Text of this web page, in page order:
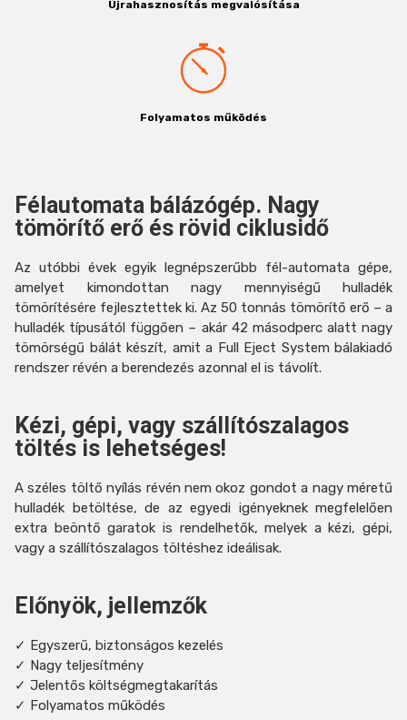
Félautomata bálázógép. Nagy
tömörítő erő és rövid ciklusidő
Az utóbbi évek egyik legnépszerűbb fél-automata gépe,
amelyet kimondottan nagy mennyiségű hulladék
tömörítésére fejlesztettek ki. Az 50 tonnás tömörítő erő – a
hulladék típusától függően – akár 42 másodperc alatt nagy
tömörségű bálát készít, amit a Full Eject System bálakiadó
rendszer révén a berendezés azonnal el is távolít.
Kézi, gépi, vagy szállítószalagos
töltés is lehetséges!
A széles töltő nyílás révén nem okoz gondot a nagy méretű
hulladék betöltése, de az egyedi igényeknek megfelelően
extra beöntő garatok is rendelhetők, melyek a kézi, gépi,
vagy a szállítószalagos töltéshez ideálisak.
Előnyök, jellemzők
✓ Egyszerű, biztonságos kezelés
✓ Nagy teljesítmény
✓ Jelentős költségmegtakarítás
✓ Folyamatos működés
Újrahasznosítás megvalósítása
Folyamatos működés